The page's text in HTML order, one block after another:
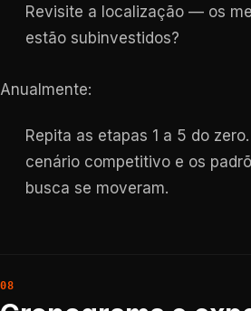
Revisite a localização — os
estão subinvestidos?
Anualmente:
Repita as etapas 1 a 5 do
cenário competitivo e os
busca se moveram.